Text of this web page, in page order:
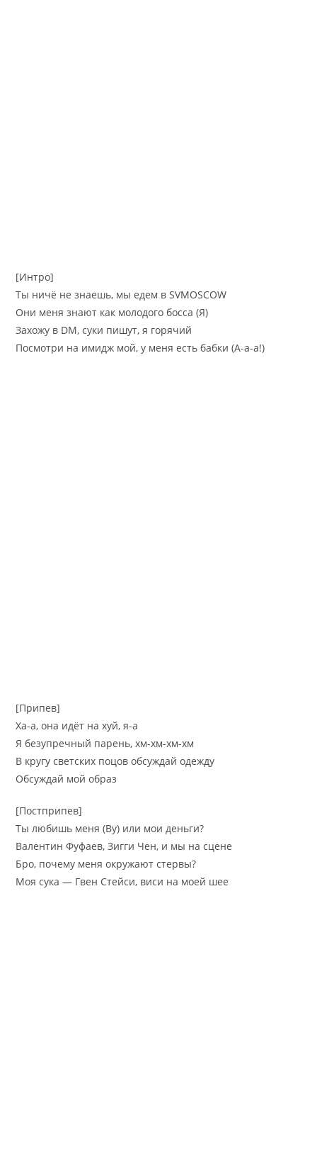
[Интро]
Ты ничё не знаешь, мы едем в SVMOSCOW
Они меня знают как молодого босса (Я)
Захожу в DM, суки пишут, я горячий
Посмотри на имидж мой, у меня есть бабки (А-а-а!)
[Припев]
Ха-а, она идёт на хуй, я-а
Я безупречный парень, хм-хм-хм-хм
В кругу светских поцов обсуждай одежду
Обсуждай мой образ
[Постприпев]
Ты любишь меня (Ву) или мои деньги?
Валентин Фуфаев, Зигги Чен, и мы на сцене
Бро, почему меня окружают стервы?
Моя сука — Гвен Стейси, виси на моей шее